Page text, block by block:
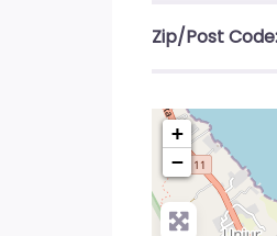
Zip/Post Code:
+
−